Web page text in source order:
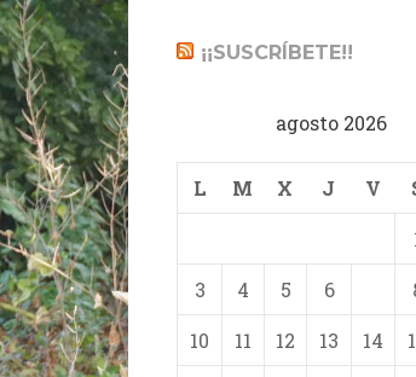
¡¡SUSCRÍBETE!!
agosto 2026
L M X J V
3
4 5 6
10
11 12 13 14